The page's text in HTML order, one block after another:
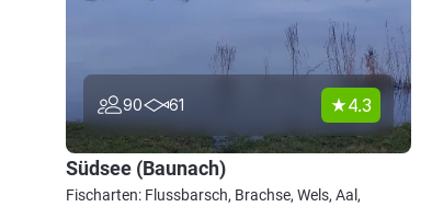
90 61 4.3
Südsee (Baunach)
Fischarten: Flussbarsch, Brachse, Wels, Aal,